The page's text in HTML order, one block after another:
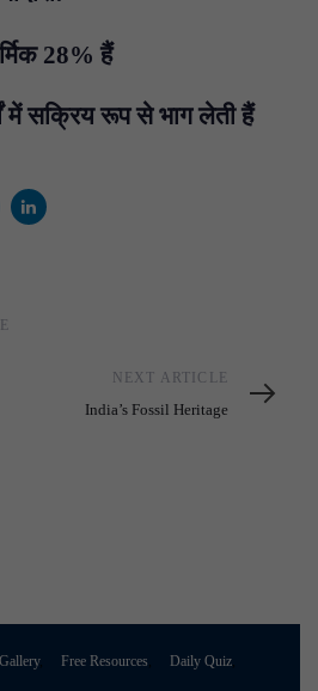
28% हैं
में सक्रिय रूप से भाग लेती हैं
NextNEXT ARTICLE
India’s Fossil Heritage
Gallery Free Resources Daily Quiz